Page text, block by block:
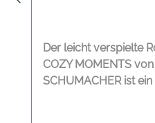
Der leicht verspielte
COZY MOMENTS
SCHUMACHER ist